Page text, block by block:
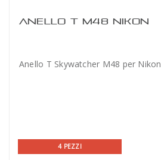
ANELLO T M48 NIKON
Anello T Skywatcher M48 per Nikon
4 PEZZI